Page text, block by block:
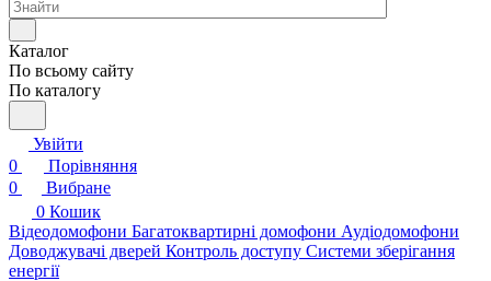
Каталог
По всьому сайту
По каталогу
Увійти
0
Порівняння
0
Вибране
0 Кошик
Відеодомофони Багатоквартирні домофони Аудіодомофони
Доводжувачі дверей Контроль доступу Системи зберігання
енергії